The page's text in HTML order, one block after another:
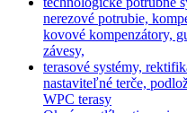
nerezové potrubie,
kovové kompenzátory,
závesy,
terasové systémy,
nastaviteľné terče,
WPC terasy